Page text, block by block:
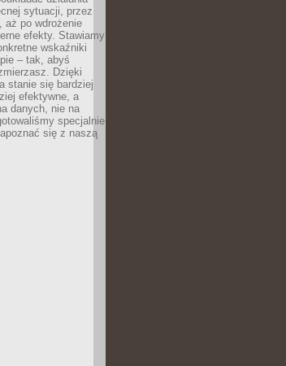
sytuacji, przez
aż po wdrożenie
efekty. Stawiamy
wskaźniki
– tak, abyś
Dzięki
stanie się bardziej
efektywne, a
danych, nie na
specjalnie
się z naszą